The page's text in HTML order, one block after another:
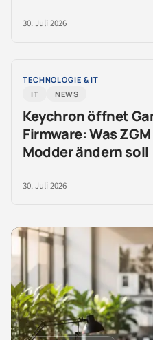
30. Juli 2026
TECHNOLOGIE & IT
IT
NEWS
Keychron öffnet
Firmware: Was
Modder ändern soll
30. Juli 2026